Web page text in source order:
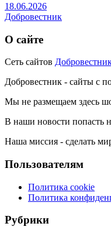
18.06.2026
Добровестник
О сайте
Сеть сайтов
Добровестник - сайты с
Мы не размещаем здесь
В наши новости попасть
Наша миссия - сделать
Пользователям
Политика cookie
Политика
Рубрики